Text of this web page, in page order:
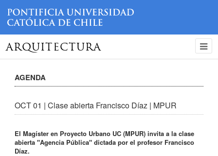
ARQUITECTURA
AGENDA
OCT 01 | Clase abierta Francisco Díaz | MPUR
El Magíster en Proyecto Urbano UC (MPUR) invita a la clase
abierta "Agencia Pública" dictada por el profesor Francisco
Díaz.